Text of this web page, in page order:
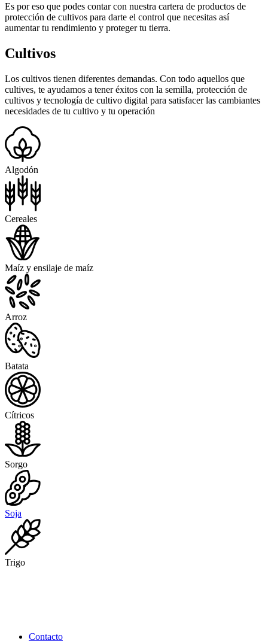
Es por eso que podes contar con nuestra cartera de productos de
protección de cultivos para darte el control que necesitas así
aumentar tu rendimiento y proteger tu tierra.
Cultivos
Los cultivos tienen diferentes demandas. Con todo aquellos que
cultives, te ayudamos a tener éxitos con la semilla, protección de
cultivos y tecnología de cultivo digital para satisfacer las cambiantes
necesidades de tu cultivo y tu operación
Algodón
Cereales
Maíz y ensilaje de maíz
Arroz
Batata
Cítricos
Sorgo
Soja
Trigo
Contacto